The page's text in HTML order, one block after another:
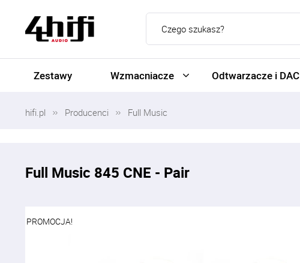
Zestawy Wzmacniacze Odtwarzacze i DAC
hifi.pl Producenci Full Music
Full Music 845 CNE - Pair
PROMOCJA!